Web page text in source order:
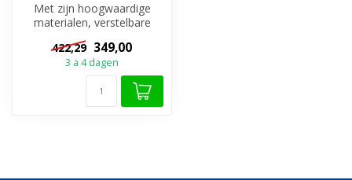
Met zijn hoogwaardige
materialen, verstelbare
breedte en gemakkelijk te
onderhou...
422,29 349,00
3 a 4 dagen